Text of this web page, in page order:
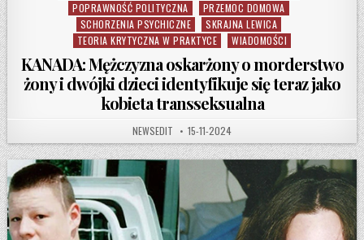
POPRAWNOŚĆ POLITYCZNA
PRZEMOC DOMOWA
SCHORZENIA PSYCHICZNE
SKRAJNA LEWICA
TEORIA KRYTYCZNA W PRAKTYCE
WIADOMOŚCI
KANADA: Mężczyzna oskarżony o morderstwo
żony i dwójki dzieci identyfikuje się teraz jako
kobieta transseksualna
AUTHOR:
NEWSEDIT PUBLISHED DATE:
15-11-2024